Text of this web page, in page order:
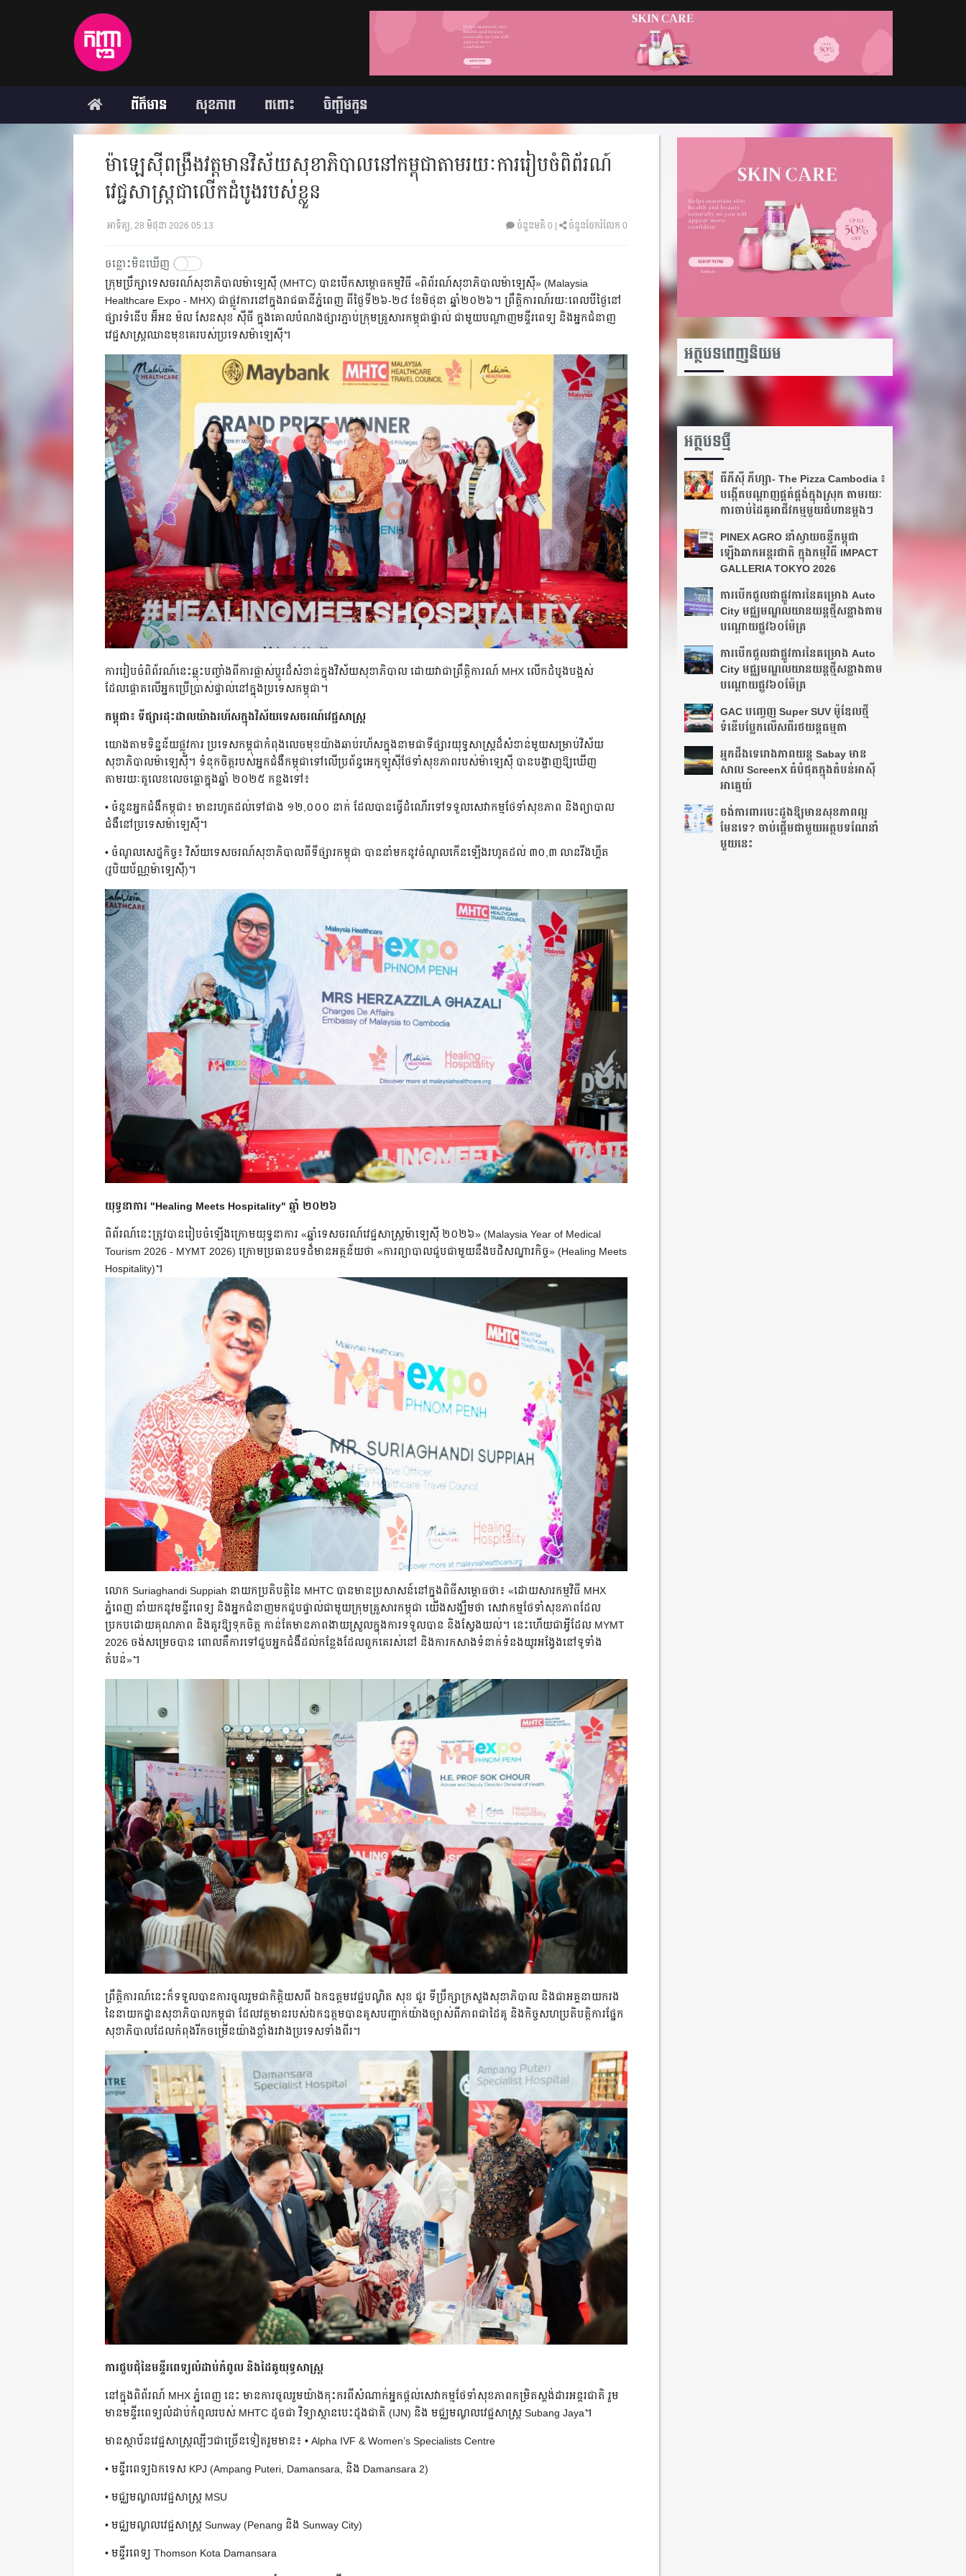
ព័ត៌មាន សុខភាព ពពោះ ចិញ្ចឹមកូន
ម៉ាឡេស៊ីពង្រឹងវត្តមានវិស័យសុខាភិបាលនៅកម្ពុជា​តាមរយៈការរៀបចំពិព័រណ៍
វេជ្ជសាស្ត្រជាលើកដំបូងរបស់​ខ្លួន
អាទិត្យ, 28 មិថុនា 2026 05:13 ចំនួនមតិ 0 ចំនួនចែករំលែក 0
ចន្លោះមិនឃើញ
ក្រុមប្រឹក្សាទេសចរណ៍សុខាភិបាលម៉ាឡេស៊ី (MHTC) បាន​បើក​សម្ពោធ​កម្មវិធី «ពិព័រណ៍សុខាភិបាលម៉ាឡេស៊ី» (Malaysia
Healthcare Expo - MHX) ជាផ្លូវការនៅក្នុងរាជធានីភ្នំពេញ ពីថ្ងៃទី២៦-២៨ ខែមិថុនា ឆ្នាំ២០២៦។ ព្រឹត្តិការណ៍រយៈពេលបីថ្ងៃនៅ
ផ្សារទំនើប អ៊ីអន ម៉ល សែនសុខ ស៊ីធី ក្នុងគោលបំណងផ្សារភ្ជាប់ក្រុមគ្រួសារកម្ពុជាផ្ទាល់ ជាមួយបណ្តាញមន្ទីរពេទ្យ និងអ្នកជំនាញ
វេជ្ជសាស្ត្រឈានមុខគេរបស់ប្រទេសម៉ាឡេស៊ី។
ការរៀបចំពិព័រណ៍នេះឆ្លុះបញ្ចាំងពីការផ្លាស់ប្តូរដ៏សំខាន់ក្នុងវិស័យសុខាភិបាល ដោយវាជាព្រឹត្តិការណ៍ MHX លើកដំបូងបង្អស់
ដែលផ្តោតលើអ្នកប្រើប្រាស់ផ្ទាល់នៅក្នុងប្រទេសកម្ពុជា។
កម្ពុជា៖ ទីផ្សារដុះដាលយ៉ាងរហ័សក្នុងវិស័យទេសចរណ៍វេជ្ជសាស្ត្រ
យោងតាមទិន្នន័យផ្លូវការ ប្រទេសកម្ពុជាកំពុងលេចមុខយ៉ាងឆាប់រហ័សក្នុងនាមជាទីផ្សារយុទ្ធសាស្ត្រដ៏សំខាន់មួយសម្រាប់វិស័យ
សុខាភិបាលម៉ាឡេស៊ី។ ទំនុកចិត្តរបស់អ្នកជំងឺកម្ពុជាទៅលើប្រព័ន្ធអេកូឡូស៊ីថែទាំសុខភាពរបស់ម៉ាឡេស៊ី បានបង្ហាញឱ្យឃើញ
តាមរយៈតួលេខលេចធ្លោក្នុងឆ្នាំ ២០២៥ កន្លងទៅ៖
• ចំនួនអ្នកជំងឺកម្ពុជា៖ មានរហូតដល់ទៅជាង ១២,០០០ នាក់ ដែលបានធ្វើដំណើរទៅទទួលសេវាកម្មថែទាំសុខភាព និងព្យាបាល
ជំងឺនៅប្រទេសម៉ាឡេស៊ី។
• ចំណូលសេដ្ឋកិច្ច៖ វិស័យទេសចរណ៍សុខាភិបាលពីទីផ្សារកម្ពុជា បាននាំមកនូវចំណូលកើនឡើងរហូតដល់ ៣០,៣ លានរីងហ្គីត
(រូបិយប័ណ្ណម៉ាឡេស៊ី)។
យុទ្ធនាការ "Healing Meets Hospitality" ឆ្នាំ ២០២៦
ពិព័រណ៍នេះត្រូវបានរៀបចំឡើងក្រោមយុទ្ធនាការ «ឆ្នាំទេសចរណ៍វេជ្ជសាស្ត្រម៉ាឡេស៊ី ២០២៦» (Malaysia Year of Medical
Tourism 2026 - MYMT 2026) ក្រោមប្រធានបទដ៏មានអត្ថន័យថា «ការព្យាបាលជួបជាមួយនឹងបដិសណ្ឋារកិច្ច» (Healing Meets
Hospitality)។
លោក Suriaghandi Suppiah នាយកប្រតិបត្តិនៃ MHTC បានមានប្រសាសន៍នៅក្នុងពិធីសម្ពោធថា៖ «ដោយសារកម្មវិធី MHX
ភ្នំពេញ នាំយកនូវមន្ទីរពេទ្យ និងអ្នកជំនាញមកជួបផ្ទាល់ជាមួយក្រុមគ្រួសារកម្ពុជា យើងសង្ឃឹមថា សេវាកម្មថែទាំសុខភាពដែល
ប្រកបដោយគុណភាព និងគួរឱ្យទុកចិត្ត កាន់តែមានភាពងាយស្រួលក្នុងការទទួលបាន និងស្វែងយល់។ នេះហើយជាអ្វីដែល MYMT
2026 ចង់សម្រេចបាន ពោលគឺការទៅជួបអ្នកជំងឺដល់កន្លែងដែលពួកគេរស់នៅ និងការកសាងទំនាក់ទំនងយូរអង្វែងនៅទូទាំង
តំបន់»។
ព្រឹត្តិការណ៍នេះក៏ទទួលបានការចូលរួមជាកិត្តិយសពី ឯកឧត្តមវេជ្ជបណ្ឌិត សុខ ជួរ ទីប្រឹក្សាក្រសួងសុខាភិបាល និងជាអគ្គនាយករង
នៃនាយកដ្ឋានសុខាភិបាលកម្ពុជា ដែលវត្តមានរបស់ឯកឧត្តមបានគូសបញ្ជាក់យ៉ាងច្បាស់ពីភាពជាដៃគូ និងកិច្ចសហប្រតិបត្តិការផ្នែក
សុខាភិបាលដែលកំពុងរីកចម្រើនយ៉ាងខ្លាំងរវាងប្រទេសទាំងពីរ។
ការជួបជុំនៃមន្ទីរពេទ្យលំដាប់កំពូល និងដៃគូយុទ្ធសាស្ត្រ
នៅក្នុងពិព័រណ៍ MHX ភ្នំពេញ នេះ មានការចូលរួមយ៉ាងកុះករពីសំណាក់អ្នកផ្តល់សេវាកម្មថែទាំសុខភាពកម្រិតស្តង់ដារអន្តរជាតិ រួម
មានមន្ទីរពេទ្យលំដាប់កំពូលរបស់ MHTC ដូចជា វិទ្យាស្ថានបេះដូងជាតិ (IJN) និង មជ្ឈមណ្ឌលវេជ្ជសាស្ត្រ Subang Jaya។
មានស្ថាប័នវេជ្ជសាស្ត្រល្បីៗជាច្រើនទៀតរួមមាន៖ • Alpha IVF & Women’s Specialists Centre
• មន្ទីរពេទ្យឯកទេស KPJ (Ampang Puteri, Damansara, និង Damansara 2)
• មជ្ឈមណ្ឌលវេជ្ជសាស្ត្រ MSU
• មជ្ឈមណ្ឌលវេជ្ជសាស្ត្រ Sunway (Penang និង Sunway City)
• មន្ទីរពេទ្យ Thomson Kota Damansara
អត្ថបទពេញនិយម
អត្ថបទថ្មី
ធីភីស៊ី ភីហ្សា- The Pizza Cambodia ៖
បង្កើតបណ្តាញផ្គត់ផ្គង់ក្នុងស្រុក តាមរយៈ
ការចាប់ដៃគូអាជីវកម្មមួយជំហានម្តងៗ
PINEX AGRO នាំស្វាយចន្ទីកម្ពុជា
ឡើងឆាកអន្តរជាតិ ក្នុងកម្មវិធី IMPACT
GALLERIA TOKYO 2026
ការបើកជួលជាផ្លូវការនៃគម្រោង Auto
City មជ្ឈមណ្ឌលយានយន្តថ្មីសន្លាងតាម
បណ្ដោយ​ផ្លូវ​៦០ម៉ែត្រ
ការបើកជួលជាផ្លូវការនៃគម្រោង Auto
City មជ្ឈមណ្ឌលយានយន្តថ្មីសន្លាងតាម
បណ្ដោយ​ផ្លូវ​៦០ម៉ែត្រ
GAC បញ្ចេញ Super SUV ម៉ូឌែលថ្មី
ទំនើបប្លែកលើសពីរថយន្តធម្មតា
អ្នក​ដឹង​ទេ​រោង​ភាព​យន្ត​ Sabay មាន​
សាល ScreenX ធំ​បំផុត​ក្នុង​តំបន់​អាស៊ី
អាគ្នេយ៍​
ចង់ការពារបេះដូងឱ្យមានសុខភាពល្អ
មែនទេ? ចាប់ផ្តើមជាមួយអត្ថបទណែនាំ
មួយនេះ